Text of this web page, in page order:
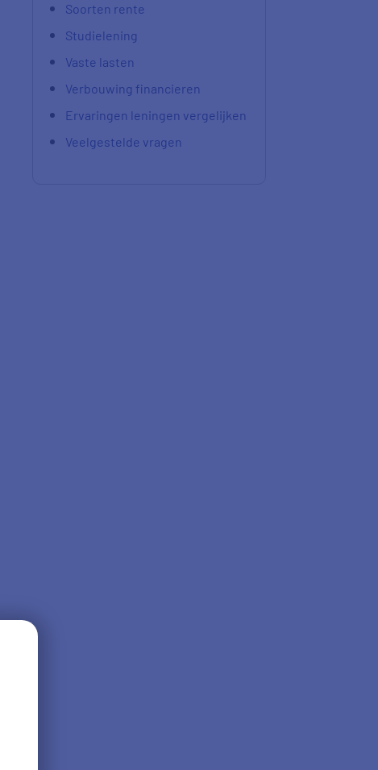
Soorten rente
Studielening
Vaste lasten
Verbouwing financieren
Ervaringen leningen vergelijken
Veelgestelde vragen